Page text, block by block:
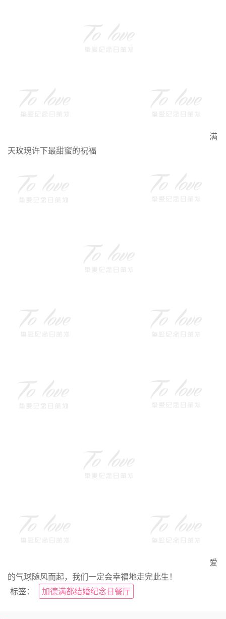
满
天玫瑰许下最甜蜜的祝福
爱
的气球随风而起，我们一定会幸福地走完此生！
标签：
加德满都结婚纪念日餐厅